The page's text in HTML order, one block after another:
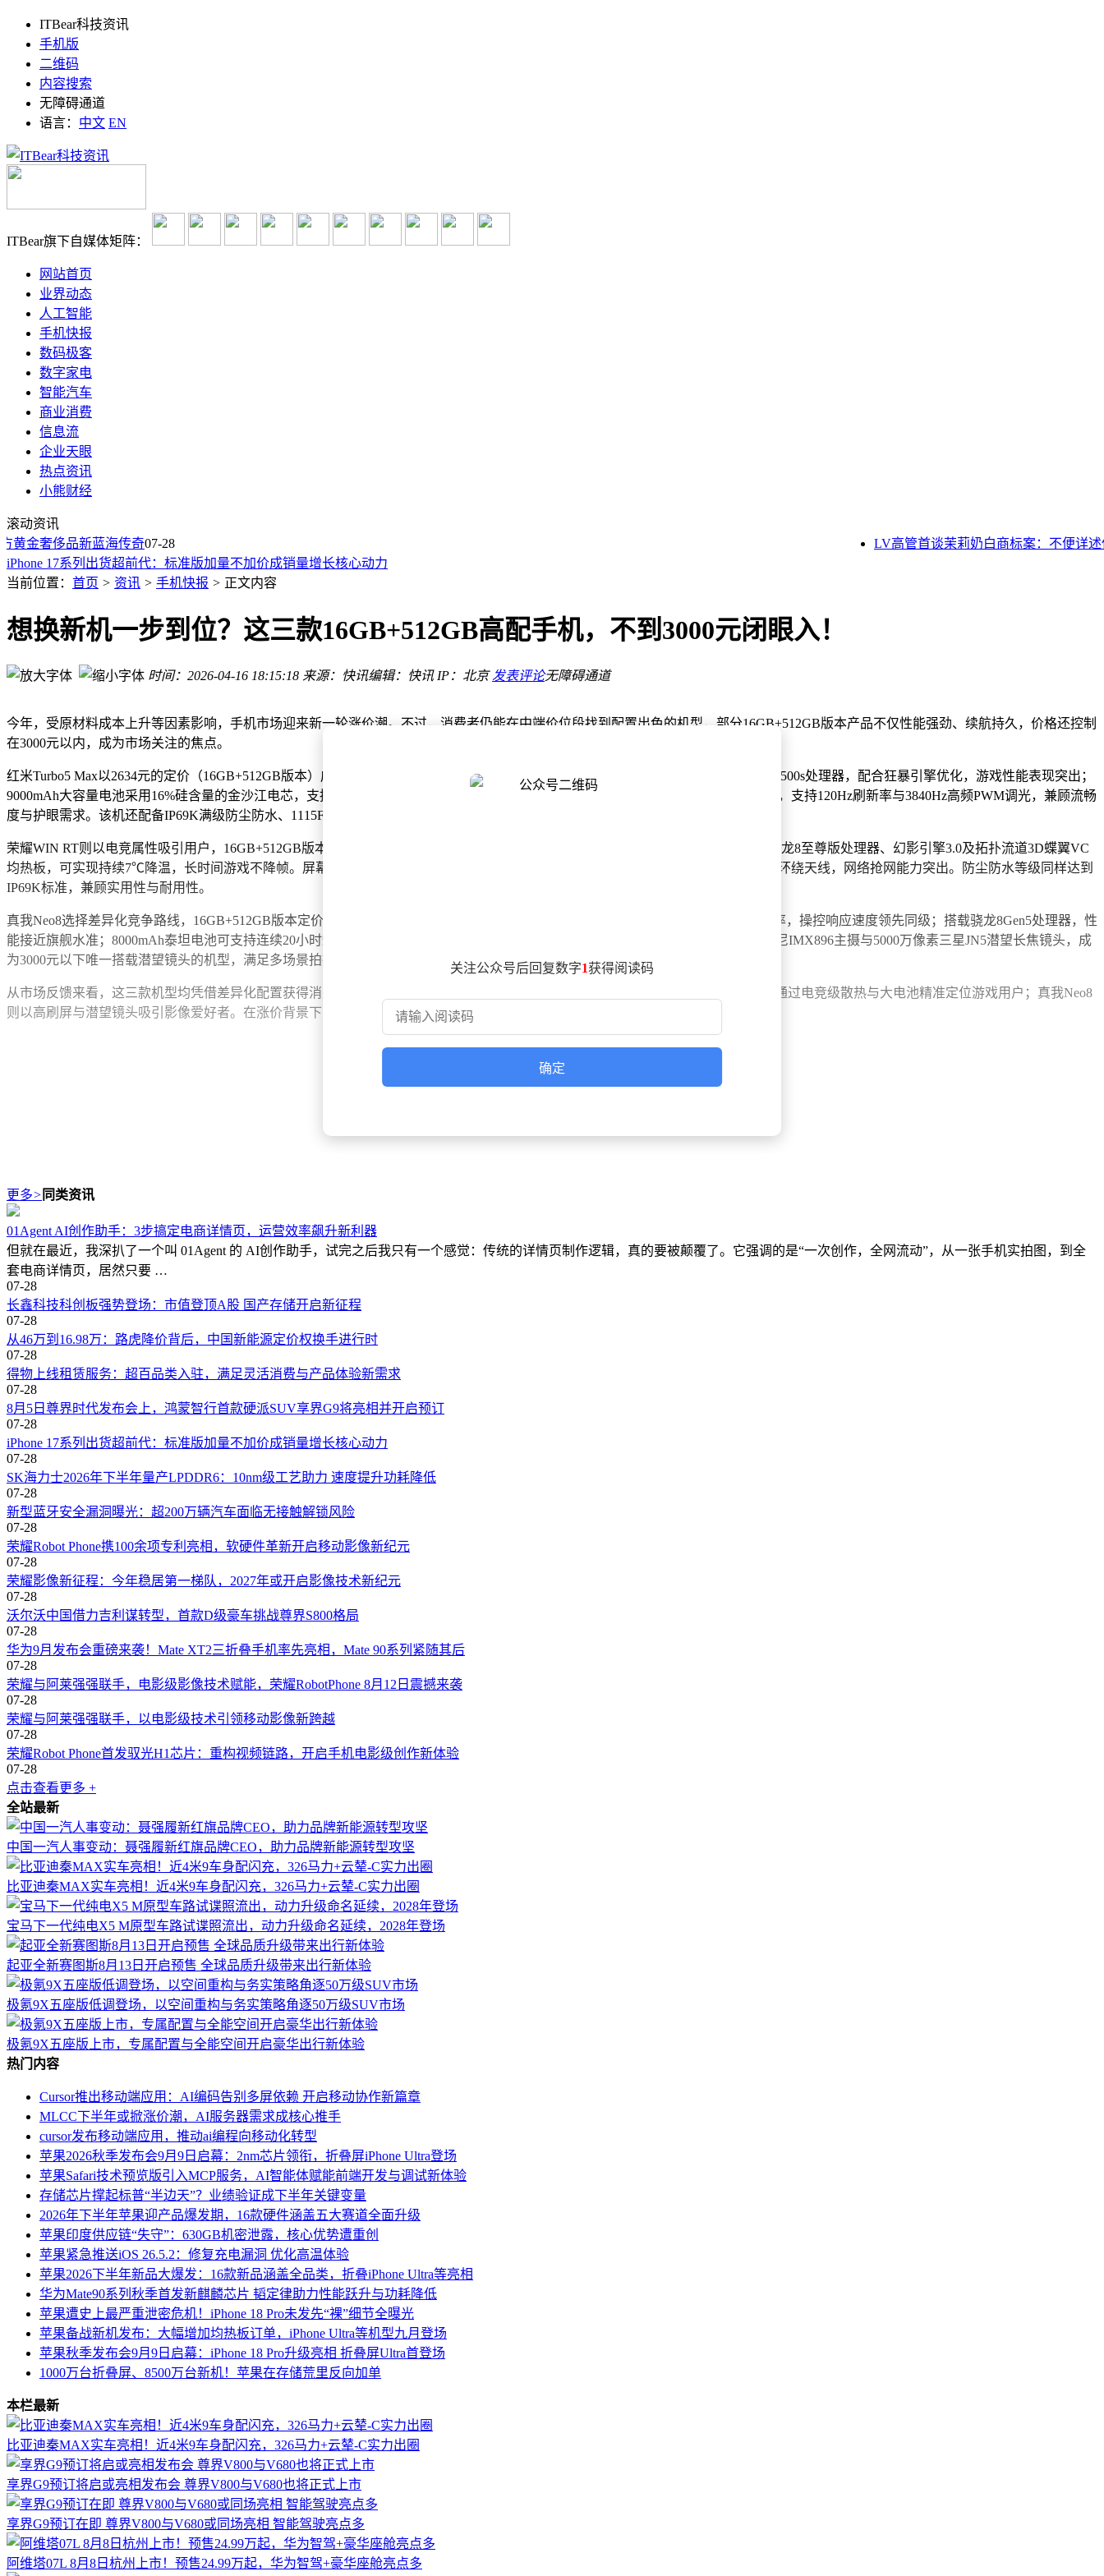
ITBear科技资讯
手机版
二维码
内容搜索
无障碍通道
语言： 中文 EN
ITBear旗下自媒体矩阵：
网站首页
业界动态
人工智能
手机快报
数码极客
数字家电
智能汽车
商业消费
信息流
企业天眼
热点资讯
小熊财经
滚动资讯
金奢侈品新蓝海传奇07-28 LV高管首谈茉莉奶白商标案：不便详述
华为9月发布会重磅来袭！Mate XT2三折叠手机率先亮相，Mate 90系列紧随其后
得物上线租赁服务：超百品类入驻，满足灵活消费与产品体验新需求
8月5日尊界时代发布会上，鸿蒙智行首款硬派SUV享界G9将亮相并开启预订
iPhone 17系列出货超前代：标准版加量不加价成销量增长核心动力
SK海力士2026年下半年量产LPDDR6：10nm级工艺助力 速度提升功耗降低
荣耀Robot Phone携100余项专利亮相，软硬件革新开启移动影像新纪元
荣耀影像新征程：今年稳居第一梯队，2027年或开启影像技术新纪元
沃尔沃中国借力吉利谋转型，首款D级豪车挑战尊界S800格局
华为9月发布会重磅来袭！Mate XT2三折叠手机率先亮相，Mate 90系列紧随其后
当前位置： 首页 > 资讯 > 手机快报 > 正文内容
想换新机一步到位？这三款16GB+512GB高配手机，不到3000元闭眼入！
时间：2026-04-16 18:15:18 来源：快讯编辑：快讯 IP：北京 发表评论无障碍通道
今年，受原材料成本上升等因素影响，手机市场迎来新一轮涨价潮。不过，消费者仍能在中端价位段找到配置出色的机型，部分16GB+512GB版本产品不仅性能强劲、续航持久，价格还控制
在3000元以内，成为市场关注的焦点。
红米Turbo5 Max以2634元的定价（16GB+512GB版本）成为性价比标杆。尽管较首发价上涨255元，但其配置依然领先同级：搭载天玑9500s处理器，配合狂暴引擎优化，游戏性能表现突出；
9000mAh大容量电池采用16%硅含量的金沙江电芯，支持1600次循环后仍保持80%以上健康度；屏幕方面采用6.83英寸LTPS OLED直屏，支持120Hz刷新率与3840Hz高频PWM调光，兼顾流畅
度与护眼需求。该机还配备IP69K满级防尘防水、1115F对称双扬声器及澎湃T1S信号增强芯片，网络稳定性显著提升。
荣耀WIN RT则以电竞属性吸引用户，16GB+512GB版本售价2999元。其核心优势在于10000mAh青海湖电池与散热风扇的组合，配合骁龙8至尊版处理器、幻影引擎3.0及拓扑流道3D蝶翼VC
均热板，可实现持续7℃降温，长时间游戏不降帧。屏幕采用6.83英寸1.5K天马屏，刷新率高达185Hz，并搭载C1+射频增强芯片与24根环绕天线，网络抢网能力突出。防尘防水等级同样达到
IP69K标准，兼顾实用性与耐用性。
真我Neo8选择差异化竞争路线，16GB+512GB版本定价2899元。其屏幕采用三星LTPS直屏，支持165Hz刷新率与3800Hz瞬时触控采样率，操控响应速度领先同级；搭载骁龙8Gen5处理器，性
能接近旗舰水准；8000mAh泰坦电池可支持连续20小时短视频播放或7小时《王者荣耀》游戏。影像系统方面，该机配备5000万像素索尼IMX896主摄与5000万像素三星JN5潜望长焦镜头，成
为3000元以下唯一搭载潜望镜头的机型，满足多场景拍摄需求。
从市场反馈来看，这三款机型均凭借差异化配置获得消费者认可。红米Turbo5 Max以超长续航与全能配置覆盖大众需求；荣耀WIN RT通过电竞级散热与大电池精准定位游戏用户；真我Neo8
则以高刷屏与潜望镜头吸引影像爱好者。在涨价背景下，中端机型通过堆料创新实现“越级体验”，为消费者提供了更多高性价比选择。
关注公众号后回复数字1获得阅读码
确定
更多> 同类资讯
01Agent AI创作助手：3步搞定电商详情页，运营效率飙升新利器
但就在最近，我深扒了一个叫 01Agent 的 AI创作助手，试完之后我只有一个感觉：传统的详情页制作逻辑，真的要被颠覆了。它强调的是“一次创作，全网流动”，从一张手机实拍图，到全
套电商详情页，居然只要 …
07-28
长鑫科技科创板强势登场：市值登顶A股 国产存储开启新征程
07-28
从46万到16.98万：路虎降价背后，中国新能源定价权换手进行时
07-28
得物上线租赁服务：超百品类入驻，满足灵活消费与产品体验新需求
07-28
8月5日尊界时代发布会上，鸿蒙智行首款硬派SUV享界G9将亮相并开启预订
07-28
iPhone 17系列出货超前代：标准版加量不加价成销量增长核心动力
07-28
SK海力士2026年下半年量产LPDDR6：10nm级工艺助力 速度提升功耗降低
07-28
新型蓝牙安全漏洞曝光：超200万辆汽车面临无接触解锁风险
07-28
荣耀Robot Phone携100余项专利亮相，软硬件革新开启移动影像新纪元
07-28
荣耀影像新征程：今年稳居第一梯队，2027年或开启影像技术新纪元
07-28
沃尔沃中国借力吉利谋转型，首款D级豪车挑战尊界S800格局
07-28
华为9月发布会重磅来袭！Mate XT2三折叠手机率先亮相，Mate 90系列紧随其后
07-28
荣耀与阿莱强强联手，电影级影像技术赋能，荣耀RobotPhone 8月12日震撼来袭
07-28
荣耀与阿莱强强联手，以电影级技术引领移动影像新跨越
07-28
荣耀Robot Phone首发驭光H1芯片：重构视频链路，开启手机电影级创作新体验
07-28
点击查看更多 +
全站最新
中国一汽人事变动：聂强履新红旗品牌CEO，助力品牌新能源转型攻坚
比亚迪秦MAX实车亮相！近4米9车身配闪充，326马力+云辇-C实力出圈
宝马下一代纯电X5 M原型车路试谍照流出，动力升级命名延续，2028年登场
起亚全新赛图斯8月13日开启预售 全球品质升级带来出行新体验
极氪9X五座版低调登场，以空间重构与务实策略角逐50万级SUV市场
极氪9X五座版上市，专属配置与全能空间开启豪华出行新体验
热门内容
Cursor推出移动端应用：AI编码告别多屏依赖 开启移动协作新篇章
MLCC下半年或掀涨价潮，AI服务器需求成核心推手
cursor发布移动端应用，推动ai编程向移动化转型
苹果2026秋季发布会9月9日启幕：2nm芯片领衔，折叠屏iPhone Ultra登场
苹果Safari技术预览版引入MCP服务，AI智能体赋能前端开发与调试新体验
存储芯片撑起标普“半边天”？业绩验证成下半年关键变量
2026年下半年苹果迎产品爆发期，16款硬件涵盖五大赛道全面升级
苹果印度供应链“失守”：630GB机密泄露，核心优势遭重创
苹果紧急推送iOS 26.5.2：修复充电漏洞 优化高温体验
苹果2026下半年新品大爆发：16款新品涵盖全品类，折叠iPhone Ultra等亮相
华为Mate90系列秋季首发新麒麟芯片 韬定律助力性能跃升与功耗降低
苹果遭史上最严重泄密危机！iPhone 18 Pro未发先“裸”细节全曝光
苹果备战新机发布：大幅增加均热板订单，iPhone Ultra等机型九月登场
苹果秋季发布会9月9日启幕：iPhone 18 Pro升级亮相 折叠屏Ultra首登场
1000万台折叠屏、8500万台新机！苹果在存储荒里反向加单
本栏最新
比亚迪秦MAX实车亮相！近4米9车身配闪充，326马力+云辇-C实力出圈
享界G9预订将启或亮相发布会 尊界V800与V680也将正式上市
享界G9预订在即 尊界V800与V680或同场亮相 智能驾驶亮点多
阿维塔07L 8月8日杭州上市！预售24.99万起，华为智驾+豪华座舱亮点多